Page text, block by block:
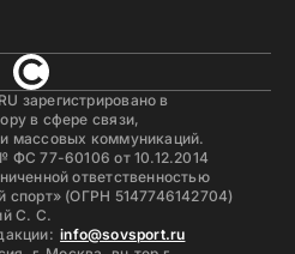
зарегистрировано в
в сфере связи,
массовых коммуникаций.
ФС 77-60106 от 10.12.2014
ответственностью
спорт» (ОГРН 5147746142704)
С. С.
info@sovsport.ru